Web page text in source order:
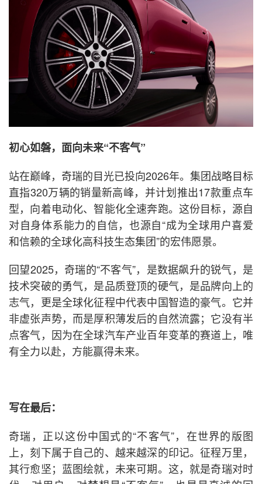
初心如磐，面向未来“不客气”
站在巅峰，奇瑞的目光已投向2026年。集团战略目标
直指320万辆的销量新高峰，并计划推出17款重点车
型，向着电动化、智能化全速奔跑。这份目标，源自
对自身体系能力的自信，也源自“成为全球用户喜爱
和信赖的全球化高科技生态集团”的宏伟愿景。
回望2025，奇瑞的“不客气”，是数据飙升的锐气，是
技术突破的勇气，是品质登顶的硬气，是品牌向上的
志气，更是全球化征程中代表中国智造的豪气。它并
非虚张声势，而是厚积薄发后的自然流露；它没有半
点客气，因为在全球汽车产业百年变革的赛道上，唯
有全力以赴，方能赢得未来。
写在最后：
奇瑞，正以这份中国式的“不客气”，在世界的版图
上，刻下属于自己的、越来越深的印记。征程万里，
其行愈坚；蓝图绘就，未来可期。这，就是奇瑞对时